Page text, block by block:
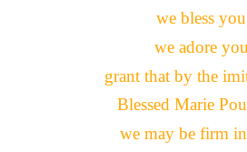
we bless
we adore
grant that by the
Blessed Marie
we may be firm